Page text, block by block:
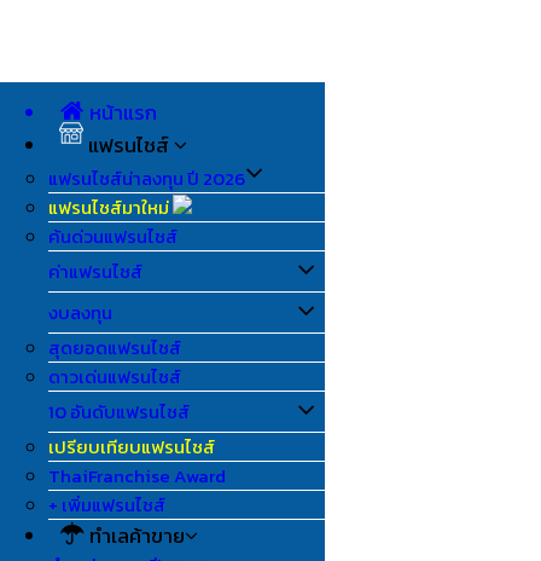
หน้าแรก
แฟรนไชส์
แฟรนไชส์น่าลงทุน ปี 2026
แฟรนไชส์มาใหม่
ค้นด่วนแฟรนไชส์
ค่าแฟรนไชส์
งบลงทุน
สุดยอดแฟรนไชส์
ดาวเด่นแฟรนไชส์
10 อันดับแฟรนไชส์
เปรียบเทียบแฟรนไชส์
ThaiFranchise Award
+ เพิ่มแฟรนไชส์
ทำเลค้าขาย